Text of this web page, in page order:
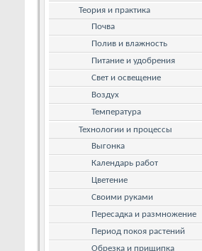
Теория и практика
Почва
Полив и влажность
Питание и удобрения
Свет и освещение
Воздух
Температура
Технологии и процессы
Выгонка
Календарь работ
Цветение
Своими руками
Пересадка и размножение
Период покоя растений
Обрезка и прищипка